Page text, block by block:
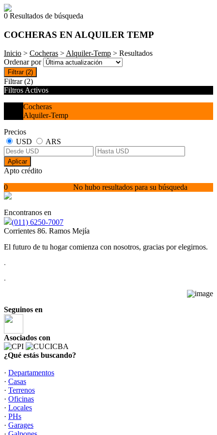
0 Resultados de búsqueda
COCHERAS EN ALQUILER TEMP
Inicio > Cocheras >Alquiler-Temp > Resultados
Ordenar por
Filtrar (2)
Filtrar (2)
Filtros Activos
Cocheras
Alquiler-Temp
Precios
USD
ARS
Aplicar
Apto crédito
No hubo resultados para su búsqueda
0
Encontranos en
(011) 6250-7007
Corrientes 86. Ramos Mejía
El futuro de tu hogar comienza con nosotros, gracias por elegirnos.
.
.
Seguinos en
Asociados con
¿Qué estás buscando?
· Departamentos
· Casas
· Terrenos
· Oficinas
· Locales
· PHs
· Garages